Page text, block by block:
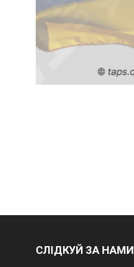
СЛІДКУЙ ЗА НАМИ